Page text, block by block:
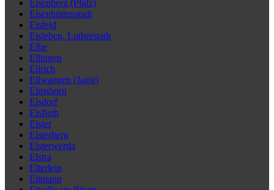
Eisenberg (Pfalz)
Eisenhüttenstadt
Eisfeld
Eisleben, Lutherstadt
Elbe
Ellingen
Ellrich
Ellwangen (Jagst)
Elmshorn
Elsdorf
Elsfleth
Elster
Elsterberg
Elsterwerda
Elstra
Elterlein
Eltmann